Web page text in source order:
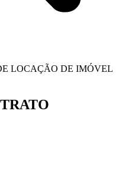
LOCAÇÃO DE IMÓVEL